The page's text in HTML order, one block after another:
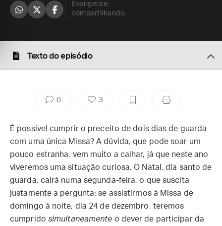
Evangelize,
compartilhando.
Texto do episódio
0 3
É possível cumprir o preceito de dois dias de guarda
com uma única Missa? A dúvida, que pode soar um
pouco estranha, vem muito a calhar, já que neste ano
viveremos uma situação curiosa. O Natal, dia santo de
guarda, cairá numa segunda-feira, o que suscita
justamente a pergunta: se assistirmos à Missa de
domingo à noite, dia 24 de dezembro, teremos
cumprido simultaneamente o dever de participar da